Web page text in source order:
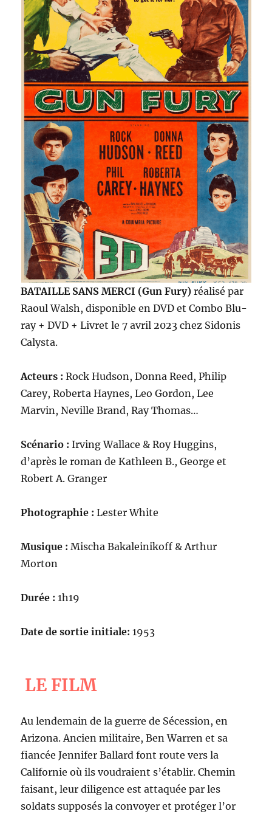
BATAILLE SANS MERCI (Gun Fury)réalisé par
Raoul Walsh, disponible en DVD et Combo Blu-
ray + DVD + Livret le 7 avril 2023 chez Sidonis
Calysta.
Acteurs : Rock Hudson, Donna Reed, Philip
Carey, Roberta Haynes, Leo Gordon, Lee
Marvin, Neville Brand, Ray Thomas…
Scénario :Irving Wallace & Roy Huggins,
d’après le roman de Kathleen B., George et
Robert A. Granger
Photographie : Lester White
Musique :Mischa Bakaleinikoff & Arthur
Morton
Durée : 1h19
Date de sortie initiale: 1953
LE FILM
Au lendemain de la guerre de Sécession, en
Arizona. Ancien militaire, Ben Warren et sa
fiancée Jennifer Ballard font route vers la
Californie où ils voudraient s’établir. Chemin
faisant, leur diligence est attaquée par les
soldats supposés la convoyer et protéger l’or